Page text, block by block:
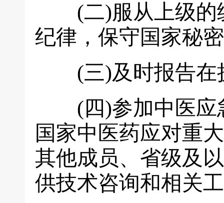
(二)服从上级的
纪律，保守国家秘
(三)及时报告在
(四)参加中医应
国家中医药应对重
其他成员、省级及
供技术咨询和相关